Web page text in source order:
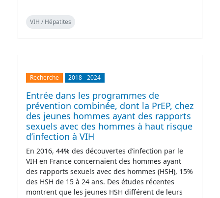
VIH / Hépatites
Recherche 2018-2024
Entrée dans les programmes de
prévention combinée, dont la PrEP, chez
des jeunes hommes ayant des rapports
sexuels avec des hommes à haut risque
d’infection à VIH
En 2016, 44% des découvertes d’infection par le
VIH en France concernaient des hommes ayant
des rapports sexuels avec des hommes (HSH), 15%
des HSH de 15 à 24 ans. Des études récentes
montrent que les jeunes HSH différent de leurs